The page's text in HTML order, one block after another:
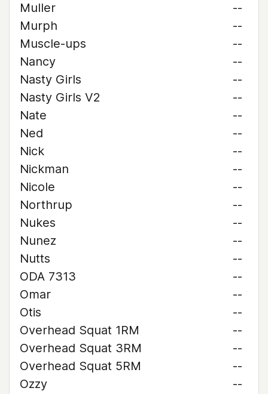
Muller
--
Murph
--
Muscle-ups
--
Nancy
--
Nasty Girls
--
Nasty Girls V2
--
Nate
--
Ned
--
Nick
--
Nickman
--
Nicole
--
Northrup
--
Nukes
--
Nunez
--
Nutts
--
ODA 7313
--
Omar
--
Otis
--
Overhead Squat 1RM
--
Overhead Squat 3RM
--
Overhead Squat 5RM
--
Ozzy
--